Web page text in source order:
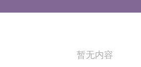
暂无内容